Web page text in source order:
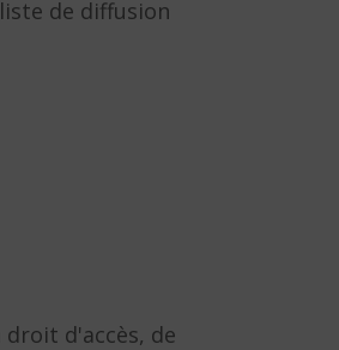
de diffusion
d'accès, de